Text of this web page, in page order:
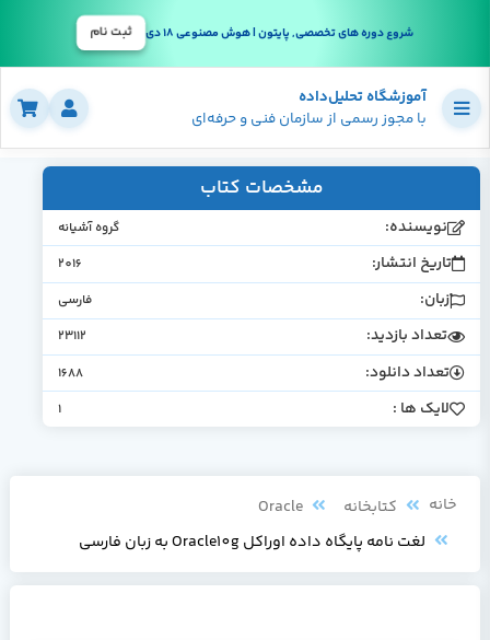
شروع دوره های تخصصی, پایتون | هوش مصنوعی 18 دی ثبت نام
آموزشگاه تحلیل‌داده
با مجوز رسمی از سازمان فنی و حرفه‌ای
مشخصات کتاب
نویسنده: گروه آشیانه
تاریخ انتشار: 2016
زبان: فارسی
تعداد بازدید: 23112
تعداد دانلود: 1688
لایک ها : 1
خانه کتابخانه
Oracle
لغت نامه پایگاه داده اوراکل Oracle10g به زبان فارسی